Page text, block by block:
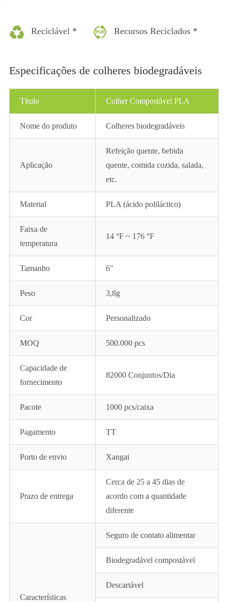
Reciclável * Recursos Reciclados *
Especificações de colheres biodegradáveis
Título Colher Compostável PLA
Nome do produto Colheres biodegradáveis
Aplicação
Refeição quente, bebida
quente, comida cozida, salada,
etc.
Material PLA (ácido poliláctico)
Faixa de
temperatura
14 °F ~ 176 °F
Tamanho 6"
Peso 3,8g
Cor Personalizado
MOQ 500.000 pcs
Capacidade de
fornecimento
82000 Conjuntos/Dia
Pacote 1000 pcs/caixa
Pagamento TT
Porto de envio Xangai
Prazo de entrega
Cerca de 25 a 45 dias de
acordo com a quantidade
diferente
Características
Seguro de contato alimentar
Biodegradável compostável
Descartável